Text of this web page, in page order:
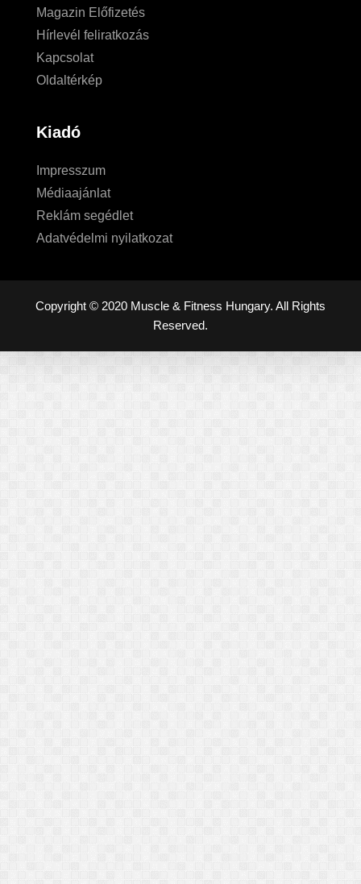
Magazin Előfizetés
Hírlevél feliratkozás
Kapcsolat
Oldaltérkép
Kiadó
Impresszum
Médiaajánlat
Reklám segédlet
Adatvédelmi nyilatkozat
Copyright © 2020 Muscle & Fitness Hungary. All Rights
Reserved.